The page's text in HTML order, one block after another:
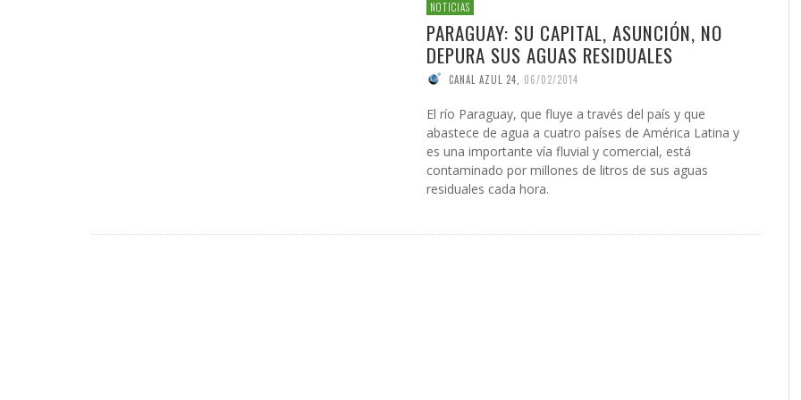
SERGIO FERRARI, 28/07/2026
REDACCIÓN, 22/05/2026
NACIONAL PUERTO RICO Y
REDACCIÓN 18/05/2026
COALICIÓN PARA EL FUTURO
POLÍTICO DE PUERTO RICO (II)
EDWIN ORTÍZ, 24/07/2026
COALICIÓN PARA EL FUTURO
POLÍTICO DE PUERTO RICO (I)
EDWIN ORTÍZ
JOSÉ JAVIER AGUILERA FRAGOSO
ONG OTROMUNDOESPOSIBLE 23/
PLATAFORMA GLOBAL DEL
CARLOS GARCÍA GUERRERO, 02/02/2026
CARLOS GARCÍA GUERRERO 10/
LENIN CARDOZO, 29/06/2026
LENIN CARDOZO, 10/06/2026
NOTICIAS
PARAGUAY: SU CAPITAL, ASUNCIÓN, NO
DEPURA SUS AGUAS RESIDUALES
CANAL AZUL 24 06/02/2014
El río Paraguay, que fluye a través del país y que
abastece de agua a cuatro países de América Latina y
es una importante vía fluvial y comercial, está
contaminado por millones de litros de sus aguas
residuales cada hora.